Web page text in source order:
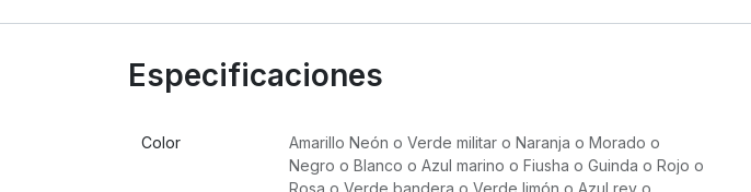
Especificaciones
Color Amarillo Neón o Verde militar o Naranja o Morado o
Negro o Blanco o Azul marino o Fiusha o Guinda o Rojo o
Rosa o Verde bandera o Verde limón o Azul rey o